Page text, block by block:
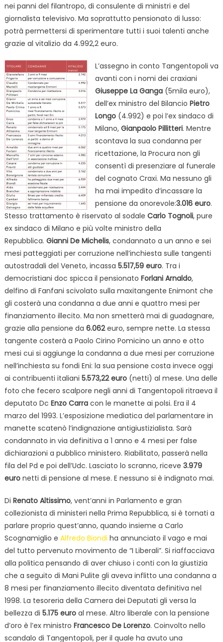
nei panni del filantropo, di consulente di ministri e del
giornalista televisivo. Ma soprattutto pensionato di lusso:
potrà permettersi di sperimentare tutti i suoi talenti anche
grazie al vitalizio da 4.992,2 euro.
L’assegno in conto Tangentopoli va
avanti con i nomi dei craxiani
Giuseppe La Ganga(5mila euro),
dell’ex ministro del Bilancio Pietro
Longo(4.992) e poi l’ex sindaco di
Milano, Gianpaolo Pillitteri. Mentre
scontava la sua condanna per
ricettazione, la Procura non gli
consentì di presenziare al funerale
del cognato Craxi. Ma nessuno gli
ha mai impedito d’incassare la
pensione da onorevole:3.016 euro.
Stesso trattamento è riservato al sodale Carlo Tognoli, pure
ex sindaco di Milano e più volte ministro della
Repubblica. Gianni De Michelis, condannato a un anno e sei
mesi patteggiati per corruzione nell’inchiesta sulle tangenti
autostradali del Veneto, incassa 5.517,59 euro. Tra i
democristiani doc spicca il pensionato Forlani Arnaldo,
delfino di Fanfani scivolato sulla maxitangente Enimont che
gli costerà una condanna a due anni e quattro mesi per
finanziamento illecito. Ma non smetterà mai di guadagnare,
grazie alla pensione da 6.062euro, sempre nette. La stessa
tangente costerà a Paolo Cirino Pomicino un anno e otto
mesi cui si aggiunge la condanna a due mesi per corruzione
nell’inchiesta su fondi Eni: la sua pensione costa invece oggi
ai contribuenti italiani 5.573,22 euro(netti) al mese. Una delle
foto che fecero scalpore negli anni di Tangentopoli ritraeva il
deputato Dc Enzo Carracon le manette ai polsi. Era il 4
marzo del 1993. L’esposizione mediatica del parlamentare in
manette scatenò l’indignazione antigiustizialista. Sarà
condannato in via definitiva a 1 anno e 4 mesi per false
dichiarazioni a pubblico ministero. Riabilitato, passerà nella
fila del Pd e poi dell’Udc. Lasciato lo scranno, riceve 3.979
euronetti di pensione al mese. E nessuno si è indignato mai.
Di Renato Altissimo, vent’anni in Parlamento e gran
collezionista di ministeri nella Prima Repubblica, si è tornati a
parlare proprio quest’anno, quando insieme a Carlo
Scognamiglio e Alfredo Biondi ha annunciato il vago e mai
del tutto pervenuto movimento de “I Liberali”. Si riaffacciava
alla politica pensando di aver chiuso i conti con la giustizia
che a seguito di Mani Pulite gli aveva inflitto una condanna a
8 mesi per finanziamento illecito diventata definitiva nel
1998. La tesoreria della Camera dei Deputati gli versa la
bellezza di 5.175 euro al mese. Altro liberale con la pensione
d’oro è l’ex ministro Francesco De Lorenzo. Coinvolto nello
scandalo di Tangentopoli, per il quale ha avuto una